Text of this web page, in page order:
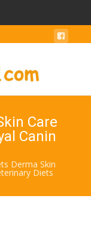
Care
Canin
Derma Skin
Diets